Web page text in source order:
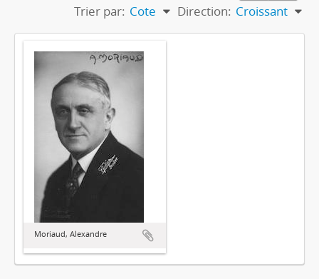
Trier par: Cote Direction: Croissant
Moriaud, Alexandre